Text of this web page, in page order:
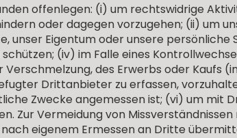
offenlegen: (i) um rechtswidrige
oder dagegen vorzugehen; (ii) um
unser Eigentum oder unsere persönliche
(iv) im Falle eines
des Erwerbs oder Kaufs
Drittanbieter zu erfassen,
Zwecke angemessen ist; (vi) um mit
Zur Vermeidung von
eigenem Ermessen an Dritte